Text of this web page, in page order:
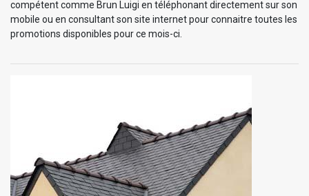
compétent comme Brun Luigi en téléphonant directement sur son
mobile ou en consultant son site internet pour connaitre toutes les
promotions disponibles pour ce mois-ci.